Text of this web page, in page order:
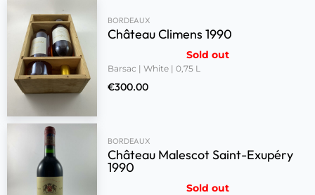
BORDEAUX
Château Climens 1990
Sold out
Barsac | White | 0,75 L
€300.00
BORDEAUX
Château Malescot Saint-Exupéry
1990
Sold out